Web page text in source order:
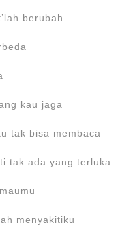
berubah
kau jaga
tak bisa membaca
tak ada yang terluka
menyakitiku